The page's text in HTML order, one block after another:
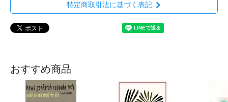
特定商取引法に基づく表記
おすすめ商品